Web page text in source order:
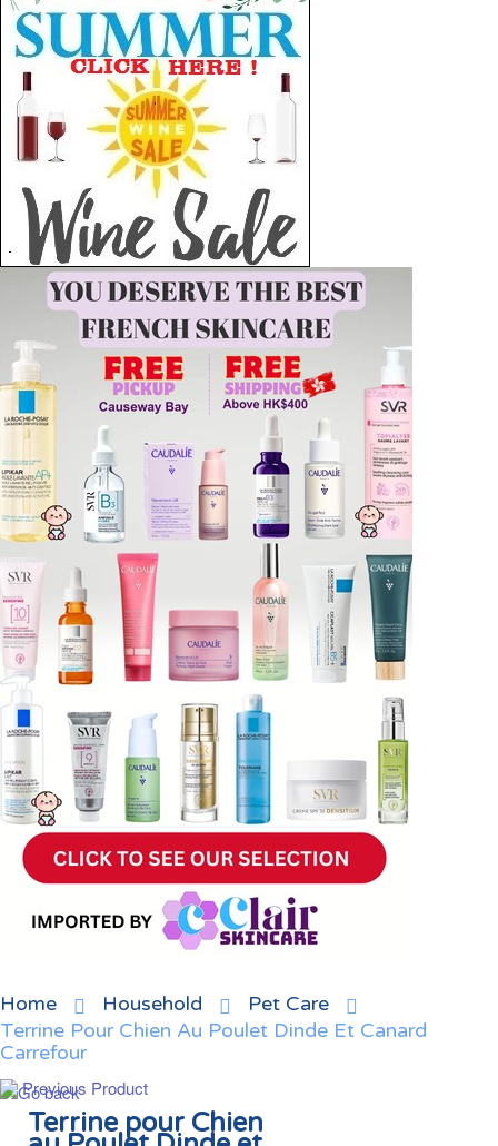
Home Household
Pet Care
Terrine Pour Chien Au Poulet Dinde Et Canard
Carrefour
Previous Product
Terrine pour Chien